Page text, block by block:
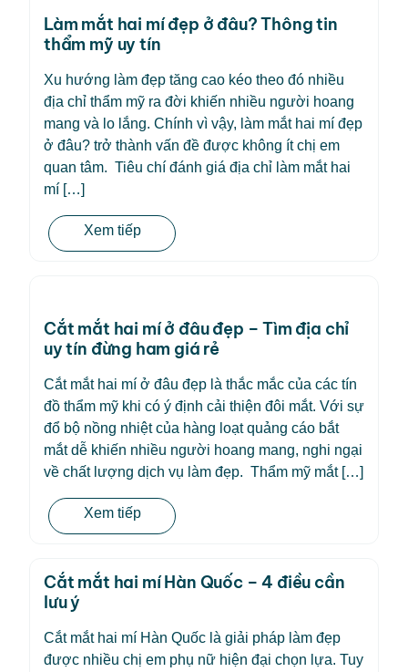
Làm mắt hai mí đẹp ở đâu? Thông tin
thẩm mỹ uy tín
Xu hướng làm đẹp tăng cao kéo theo đó nhiều
địa chỉ thẩm mỹ ra đời khiến nhiều người hoang
mang và lo lắng. Chính vì vậy, làm mắt hai mí đẹp
ở đâu? trở thành vấn đề được không ít chị em
quan tâm. Tiêu chí đánh giá địa chỉ làm mắt hai
mí […]
Xem tiếp
Cắt mắt hai mí ở đâu đẹp – Tìm địa chỉ
uy tín đừng ham giá rẻ
Cắt mắt hai mí ở đâu đẹp là thắc mắc của các tín
đồ thẩm mỹ khi có ý định cải thiện đôi mắt. Với sự
đổ bộ nồng nhiệt của hàng loạt quảng cáo bắt
mắt dễ khiến nhiều người hoang mang, nghi ngại
về chất lượng dịch vụ làm đẹp. Thẩm mỹ mắt […]
Xem tiếp
Cắt mắt hai mí Hàn Quốc – 4 điều cần
lưu ý
Cắt mắt hai mí Hàn Quốc là giải pháp làm đẹp
được nhiều chị em phụ nữ hiện đại chọn lựa. Tuy